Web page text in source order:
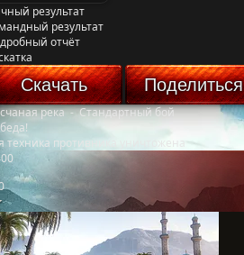
результат
результат
отчёт
Скачать Поделиться
река-Стандартный бой
техника противника уничтожена